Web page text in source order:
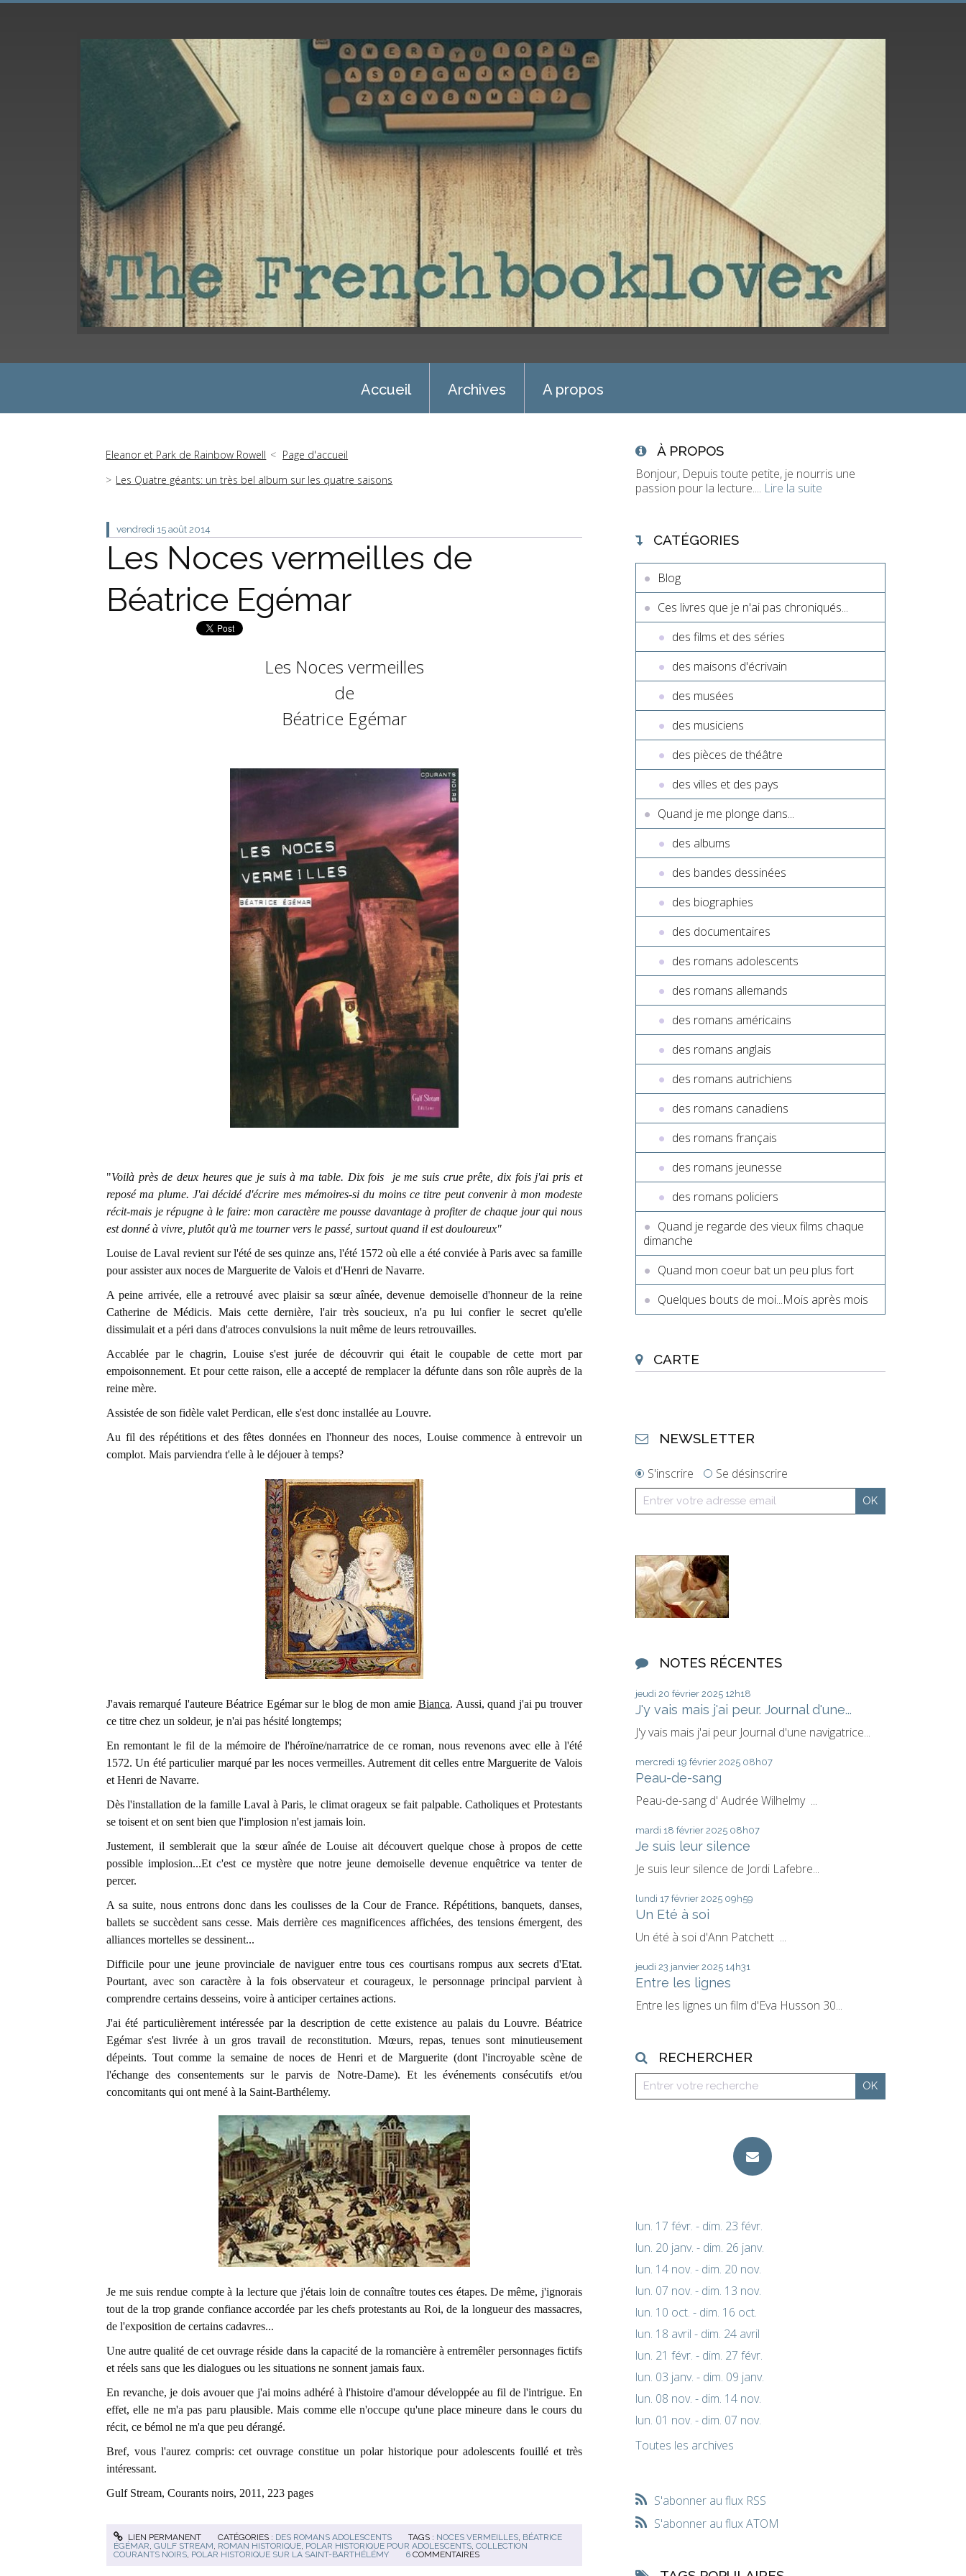
Accueil Archives A propos
Eleanor et Park de Rainbow Rowell
Page d'accueil
Les Quatre géants: un très bel album sur les quatre saisons
vendredi 15 août 2014
Les Noces vermeilles de
Béatrice Egémar
Les Noces vermeilles
de
Béatrice Egémar
"Voilà près de deux heures que je suis à ma table. Dix fois je me suis crue prête, dix fois j'ai pris et
reposé ma plume. J'ai décidé d'écrire mes mémoires-si du moins ce titre peut convenir à mon modeste
récit-mais je répugne à le faire: mon caractère me pousse davantage à profiter de chaque jour qui nous
est donné à vivre, plutôt qu'à me tourner vers le passé, surtout quand il est douloureux"
Louise de Laval revient sur l'été de ses quinze ans, l'été 1572 où elle a été conviée à Paris avec sa famille
pour assister aux noces de Marguerite de Valois et d'Henri de Navarre.
A peine arrivée, elle a retrouvé avec plaisir sa sœur aînée, devenue demoiselle d'honneur de la reine
Catherine de Médicis. Mais cette dernière, l'air très soucieux, n'a pu lui confier le secret qu'elle
dissimulait et a péri dans d'atroces convulsions la nuit même de leurs retrouvailles.
Accablée par le chagrin, Louise s'est jurée de découvrir qui était le coupable de cette mort par
empoisonnement. Et pour cette raison, elle a accepté de remplacer la défunte dans son rôle auprès de la
reine mère.
Assistée de son fidèle valet Perdican, elle s'est donc installée au Louvre.
Au fil des répétitions et des fêtes données en l'honneur des noces, Louise commence à entrevoir un
complot. Mais parviendra t'elle à le déjouer à temps?
J'avais remarqué l'auteure Béatrice Egémar sur le blog de mon amieBianca. Aussi, quand j'ai pu trouver
ce titre chez un soldeur, je n'ai pas hésité longtemps;
En remontant le fil de la mémoire de l'héroïne/narratrice de ce roman, nous revenons avec elle à l'été
1572. Un été particulier marqué par les noces vermeilles. Autrement dit celles entre Marguerite de Valois
et Henri de Navarre.
Dès l'installation de la famille Laval à Paris, le climat orageux se fait palpable. Catholiques et Protestants
se toisent et on sent bien que l'implosion n'est jamais loin.
Justement, il semblerait que la sœur aînée de Louise ait découvert quelque chose à propos de cette
possible implosion...Et c'est ce mystère que notre jeune demoiselle devenue enquêtrice va tenter de
percer.
A sa suite, nous entrons donc dans les coulisses de la Cour de France. Répétitions, banquets, danses,
ballets se succèdent sans cesse. Mais derrière ces magnificences affichées, des tensions émergent, des
alliances mortelles se dessinent...
Difficile pour une jeune provinciale de naviguer entre tous ces courtisans rompus aux secrets d'Etat.
Pourtant, avec son caractère à la fois observateur et courageux, le personnage principal parvient à
comprendre certains desseins, voire à anticiper certaines actions.
J'ai été particulièrement intéressée par la description de cette existence au palais du Louvre. Béatrice
Egémar s'est livrée à un gros travail de reconstitution. Mœurs, repas, tenues sont minutieusement
dépeints. Tout comme la semaine de noces de Henri et de Marguerite (dont l'incroyable scène de
l'échange des consentements sur le parvis de Notre-Dame). Et les événements consécutifs et/ou
concomitants qui ont mené à la Saint-Barthélemy.
Je me suis rendue compte à la lecture que j'étais loin de connaître toutes ces étapes. De même, j'ignorais
tout de la trop grande confiance accordée par les chefs protestants au Roi, de la longueur des massacres,
de l'exposition de certains cadavres...
Une autre qualité de cet ouvrage réside dans la capacité de la romancière à entremêler personnages fictifs
et réels sans que les dialogues ou les situations ne sonnent jamais faux.
En revanche, je dois avouer que j'ai moins adhéré à l'histoire d'amour développée au fil de l'intrigue. En
effet, elle ne m'a pas paru plausible. Mais comme elle n'occupe qu'une place mineure dans le cours du
récit, ce bémol ne m'a que peu dérangé.
Bref, vous l'aurez compris: cet ouvrage constitue un polar historique pour adolescents fouillé et très
intéressant.
Gulf Stream, Courants noirs, 2011, 223 pages
LIEN PERMANENT CATÉGORIES : DES ROMANS ADOLESCENTS TAGS : NOCES VERMEILLES, BÉATRICE
ÉGÉMAR, GULF STREAM, ROMAN HISTORIQUE, POLAR HISTORIQUE POUR ADOLESCENTS, COLLECTION
COURANTS NOIRS, POLAR HISTORIQUE SUR LA SAINT-BARTHÉLÉMY 6 COMMENTAIRES
À PROPOS
Bonjour, Depuis toute petite, je nourris une
passion pour la lecture.... Lire la suite
CATÉGORIES
Blog
Ces livres que je n'ai pas chroniqués...
des films et des séries
des maisons d'écrivain
des musées
des musiciens
des pièces de théâtre
des villes et des pays
Quand je me plonge dans...
des albums
des bandes dessinées
des biographies
des documentaires
des romans adolescents
des romans allemands
des romans américains
des romans anglais
des romans autrichiens
des romans canadiens
des romans français
des romans jeunesse
des romans policiers
Quand je regarde des vieux films chaque
dimanche
Quand mon coeur bat un peu plus fort
Quelques bouts de moi...Mois après mois
CARTE
NEWSLETTER
S'inscrire Se désinscrire
NOTES RÉCENTES
jeudi 20 février 2025 12h18
J'y vais mais j'ai peur. Journal d'une...
J'y vais mais j'ai peur Journal d'une navigatrice...
mercredi 19 février 2025 08h07
Peau-de-sang
Peau-de-sang d' Audrée Wilhelmy ...
mardi 18 février 2025 08h07
Je suis leur silence
Je suis leur silence de Jordi Lafebre...
lundi 17 février 2025 09h59
Un Eté à soi
Un été à soi d'Ann Patchett ...
jeudi 23 janvier 2025 14h31
Entre les lignes
Entre les lignes un film d'Eva Husson 30...
RECHERCHER
lun. 17 févr. - dim. 23 févr.
lun. 20 janv. - dim. 26 janv.
lun. 14 nov. - dim. 20 nov.
lun. 07 nov. - dim. 13 nov.
lun. 10 oct. - dim. 16 oct.
lun. 18 avril - dim. 24 avril
lun. 21 févr. - dim. 27 févr.
lun. 03 janv. - dim. 09 janv.
lun. 08 nov. - dim. 14 nov.
lun. 01 nov. - dim. 07 nov.
Toutes les archives
S'abonner au flux RSS
S'abonner au flux ATOM